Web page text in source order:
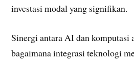
investasi modal yang signifikan.
Sinergi antara AI dan komputasi
bagaimana integrasi teknologi